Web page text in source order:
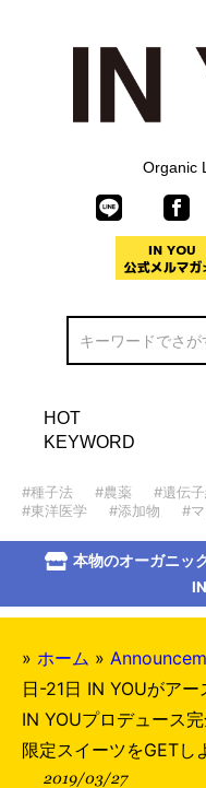
Organic
HOT
KEYWORD
#種子法 #農薬 #遺伝
#東洋医学
#添加物 #
本物のオーガニッ
» ホーム »
日-21日 IN YOUがアー
IN YOUプロデュース
限定スイーツをGETし
2019/03/27